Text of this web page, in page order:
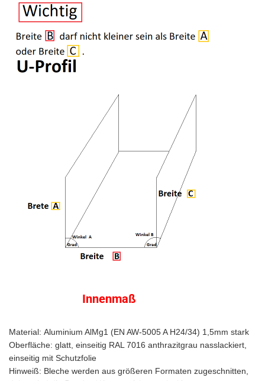
Innenmaß
Material: Aluminium AlMg1 (EN AW-5005 A H24/34) 1,5mm stark
Oberfläche: glatt, einseitig RAL 7016 anthrazitgrau nasslackiert,
einseitig mit Schutzfolie
Hinweiß: Bleche werden aus größeren Formaten zugeschnitten,